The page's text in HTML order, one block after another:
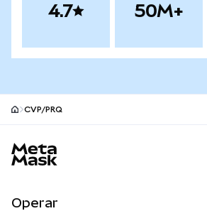
4.7 50M+
CVP/PRQ
Operar